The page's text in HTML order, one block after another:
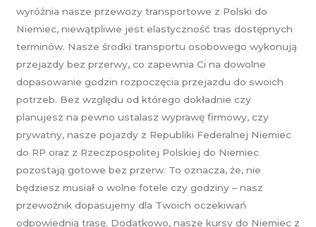
wyróżnia nasze przewozy transportowe z Polski do
Niemiec, niewątpliwie jest elastyczność tras dostępnych
terminów. Nasze środki transportu osobowego wykonują
przejazdy bez przerwy, co zapewnia Ci na dowolne
dopasowanie godzin rozpoczęcia przejazdu do swoich
potrzeb. Bez względu od którego dokładnie czy
planujesz na pewno ustalasz wyprawę firmowy, czy
prywatny, nasze pojazdy z Republiki Federalnej Niemiec
do RP oraz z Rzeczpospolitej Polskiej do Niemiec
pozostają gotowe bez przerw. To oznacza, że, nie
będziesz musiał o wolne fotele czy godziny – nasz
przewoźnik dopasujemy dla Twoich oczekiwań
odpowiednią trasę. Dodatkowo, nasze kursy do Niemiec z